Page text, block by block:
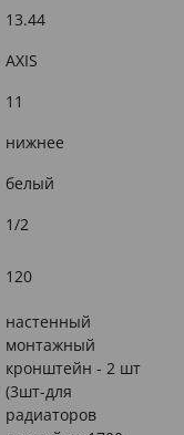
13.44
AXIS
11
нижнее
белый
1/2
120
настенный
монтажный
кронштейн - 2 шт
(3шт-для
радиаторов